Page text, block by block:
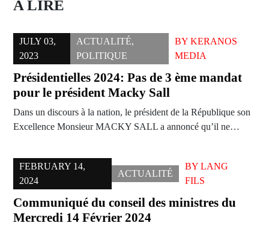
A LIRE
JULY 03,
2023
ACTUALITÉ,
POLITIQUE
BY KERANOS
MEDIA
Présidentielles 2024: Pas de 3 ème mandat
pour le président Macky Sall
Dans un discours à la nation, le président de la République son
Excellence Monsieur MACKY SALL a annoncé qu’il ne…
FEBRUARY 14,
2024
ACTUALITÉ
BYLANG
FILS
Communiqué du conseil des ministres du
Mercredi 14 Février 2024